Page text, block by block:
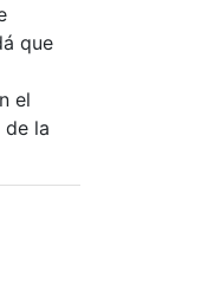
que
el
de la